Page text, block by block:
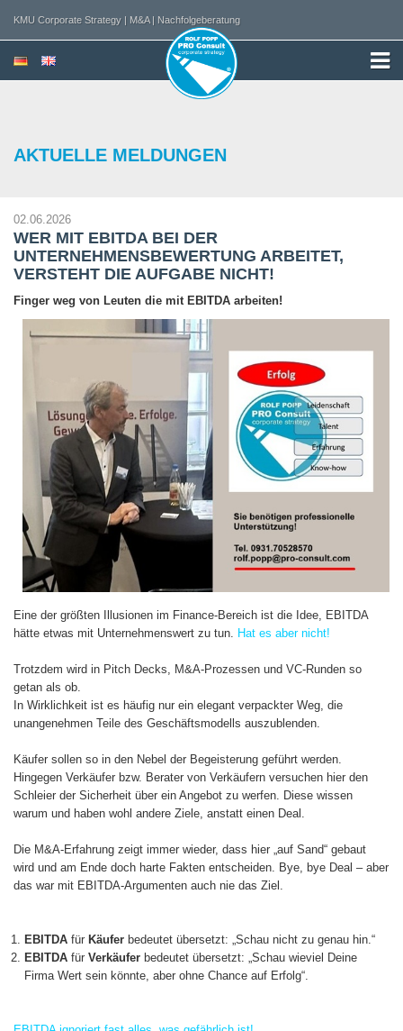
KMU Corporate Strategy | M&A | Nachfolgeberatung
AKTUELLE MELDUNGEN
02.06.2026
WER MIT EBITDA BEI DER
UNTERNEHMENSBEWERTUNG ARBEITET,
VERSTEHT DIE AUFGABE NICHT!
Finger weg von Leuten die mit EBITDA arbeiten!
Eine der größten Illusionen im Finance-Bereich ist die Idee, EBITDA
hätte etwas mit Unternehmenswert zu tun. Hat es aber nicht!
Trotzdem wird in Pitch Decks, M&A-Prozessen und VC-Runden so
getan als ob.
In Wirklichkeit ist es häufig nur ein elegant verpackter Weg, die
unangenehmen Teile des Geschäftsmodells auszublenden.
Käufer sollen so in den Nebel der Begeisterung geführt werden.
Hingegen Verkäufer bzw. Berater von Verkäufern versuchen hier den
Schleier der Sicherheit über ein Angebot zu werfen. Diese wissen
warum und haben wohl andere Ziele, anstatt einen Deal.
Die M&A-Erfahrung zeigt immer wieder, dass hier „auf Sand“ gebaut
wird und am Ende doch harte Fakten entscheiden. Bye, bye Deal – aber
das war mit EBITDA-Argumenten auch nie das Ziel.
EBITDA für Käufer bedeutet übersetzt: „Schau nicht zu genau hin.“
EBITDA für Verkäufer bedeutet übersetzt: „Schau wieviel Deine
Firma Wert sein könnte, aber ohne Chance auf Erfolg“.